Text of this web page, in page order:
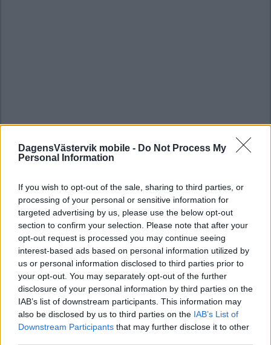
DagensVästervik mobile - Do Not Process My
Personal Information
If you wish to opt-out of the sale, sharing to third parties, or
processing of your personal or sensitive information for
targeted advertising by us, please use the below opt-out
section to confirm your selection. Please note that after your
opt-out request is processed you may continue seeing
interest-based ads based on personal information utilized by
us or personal information disclosed to third parties prior to
your opt-out. You may separately opt-out of the further
disclosure of your personal information by third parties on the
IAB’s list of downstream participants. This information may
also be disclosed by us to third parties on the IAB’s List of
Downstream Participants that may further disclose it to other